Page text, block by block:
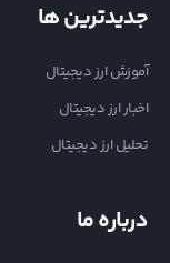
جدیدترین ها
آموزش ارز دیجیتال
اخبار ارز دیجیتال
تحلیل ارز دیجیتال
درباره ما